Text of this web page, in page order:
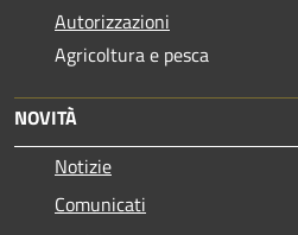
Autorizzazioni
Agricoltura e pesca
NOVITÀ
Notizie
Comunicati